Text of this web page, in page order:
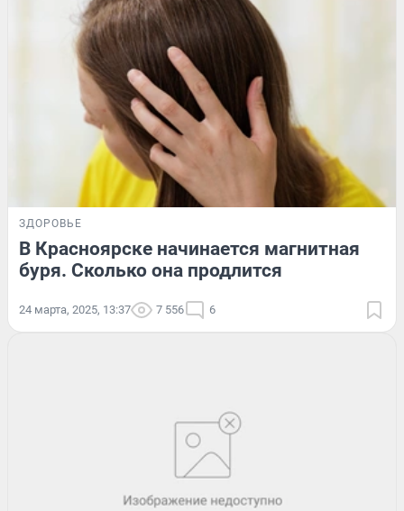
ЗДОРОВЬЕ
В Красноярске начинается магнитная
буря. Сколько она продлится
24 марта, 2025, 13:37 7 556 6